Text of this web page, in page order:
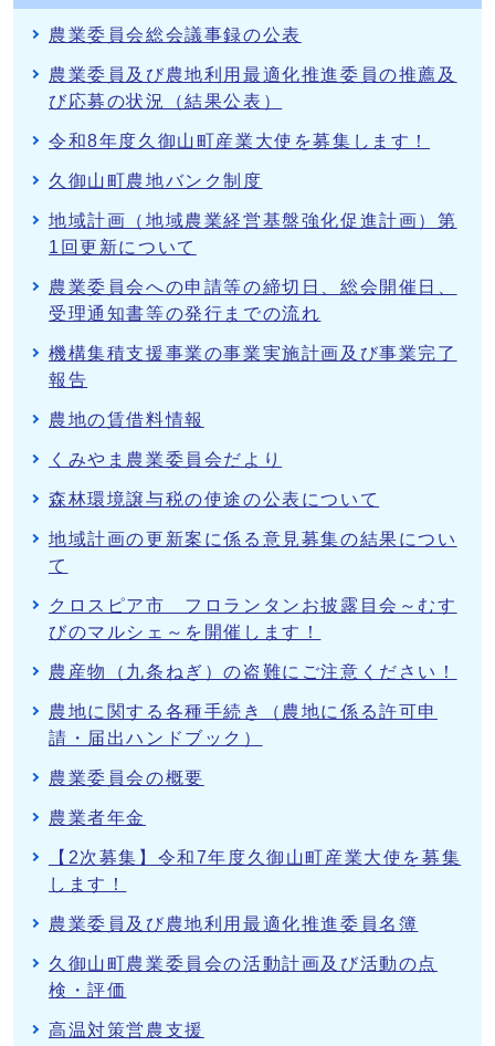
農業委員会総会議事録の公表
農業委員及び農地利用最適化推進委員の推薦及
び応募の状況（結果公表）
令和8年度久御山町産業大使を募集します！
久御山町農地バンク制度
地域計画（地域農業経営基盤強化促進計画）第
1回更新について
農業委員会への申請等の締切日、総会開催日、
受理通知書等の発行までの流れ
機構集積支援事業の事業実施計画及び事業完了
報告
農地の賃借料情報
くみやま農業委員会だより
森林環境譲与税の使途の公表について
地域計画の更新案に係る意見募集の結果につい
て
クロスピア市 フロランタンお披露目会～むす
びのマルシェ～を開催します！
農産物（九条ねぎ）の盗難にご注意ください！
農地に関する各種手続き（農地に係る許可申
請・届出ハンドブック）
農業委員会の概要
農業者年金
【2次募集】令和7年度久御山町産業大使を募集
します！
農業委員及び農地利用最適化推進委員名簿
久御山町農業委員会の活動計画及び活動の点
検・評価
高温対策営農支援